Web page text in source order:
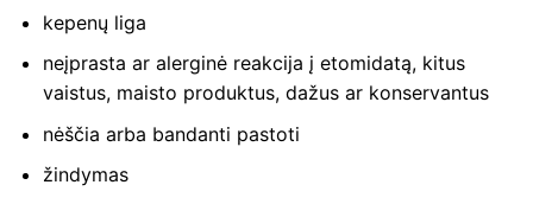
kepenų liga
neįprasta ar alerginė reakcija į etomidatą, kitus
vaistus, maisto produktus, dažus ar konservantus
nėščia arba bandanti pastoti
žindymas